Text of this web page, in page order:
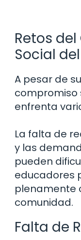
Retos
Social
A pesar de
compromiso
enfrenta
La falta de
y las
pueden
educadores
plenamente
comunidad.
Falta de